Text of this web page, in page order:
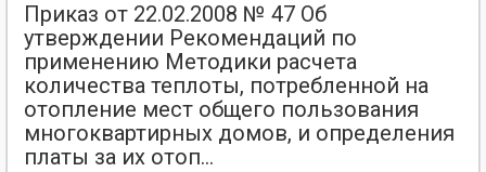
Приказ от 22.02.2008 № 47 Об
утверждении Рекомендаций по
применению Методики расчета
количества теплоты, потребленной на
отопление мест общего пользования
многоквартирных домов, и определения
платы за их отоп...